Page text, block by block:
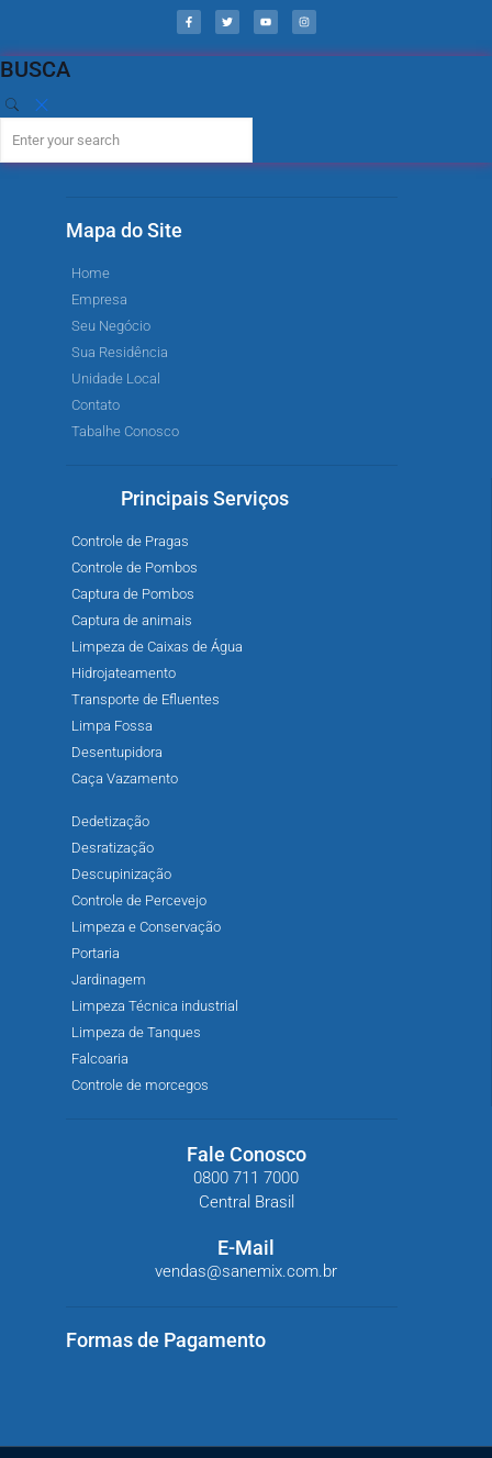
BUSCA
Mapa do Site
Home
Empresa
Seu Negócio
Sua Residência
Unidade Local
Contato
Tabalhe Conosco
Principais Serviços
Controle de Pragas
Controle de Pombos
Captura de Pombos
Captura de animais
Limpeza de Caixas de Água
Hidrojateamento
Transporte de Efluentes
Limpa Fossa
Desentupidora
Caça Vazamento
Dedetização
Desratização
Descupinização
Controle de Percevejo
Limpeza e Conservação
Portaria
Jardinagem
Limpeza Técnica industrial
Limpeza de Tanques
Falcoaria
Controle de morcegos
Fale Conosco
0800 711 7000
Central Brasil
E-Mail
vendas@sanemix.com.br
Formas de Pagamento